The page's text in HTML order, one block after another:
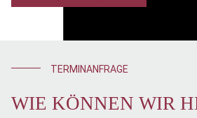
TERMINANFRAGE
WIE KÖNNEN WIR